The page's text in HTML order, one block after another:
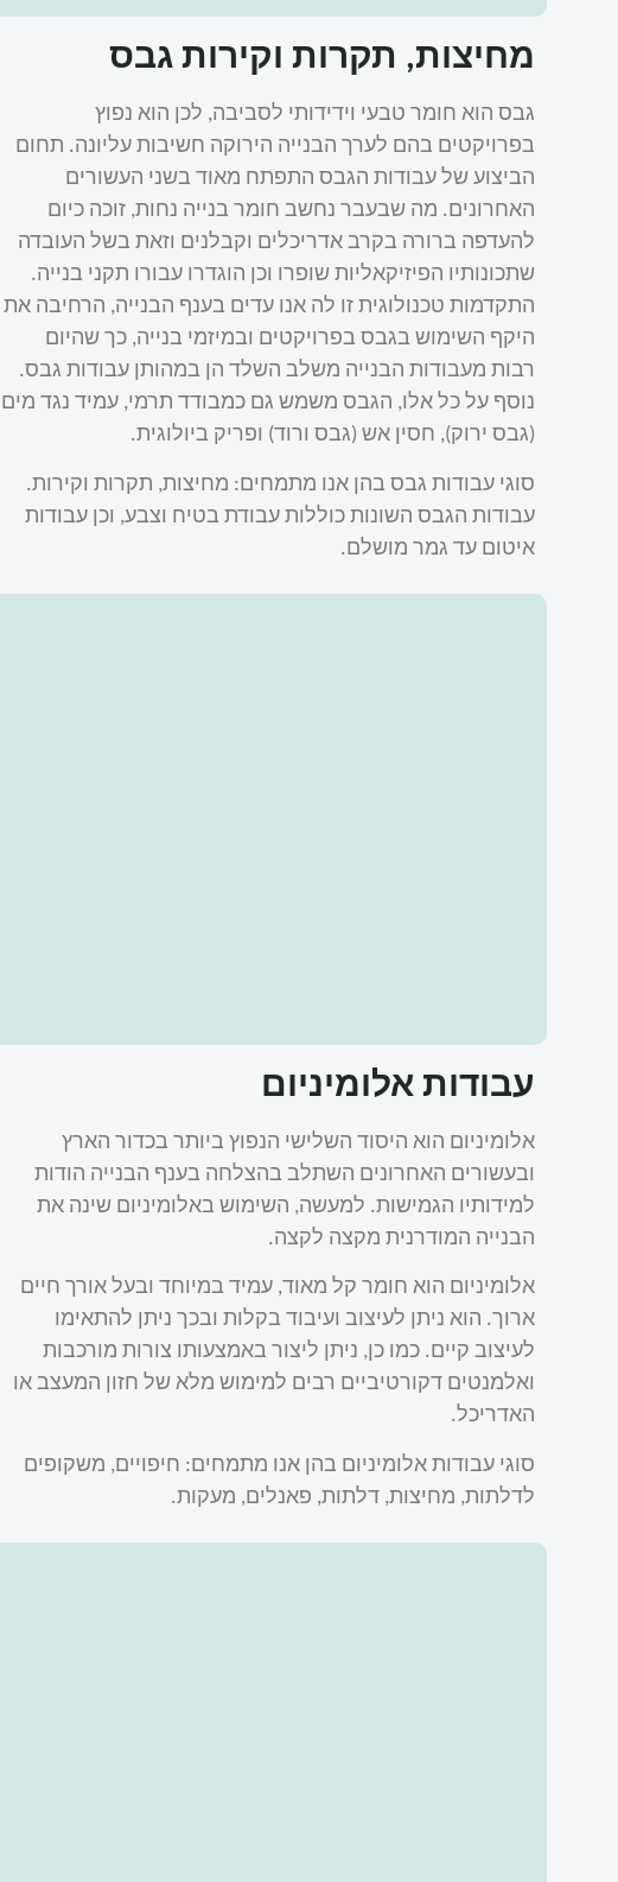
מחיצות, תקרות וקירות גבס
גבס הוא חומר טבעי וידידותי לסביבה, לכן הוא נפוץ
בפרויקטים בהם לערך הבנייה הירוקה חשיבות עליונה. תחום
הביצוע של עבודות הגבס התפתח מאוד בשני העשורים
האחרונים. מה שבעבר נחשב חומר בנייה נחות, זוכה כיום
להעדפה ברורה בקרב אדריכלים וקבלנים וזאת בשל העובדה
שתכונותיו הפיזיקאליות שופרו וכן הוגדרו עבורו תקני בנייה.
התקדמות טכנולוגית זו לה אנו עדים בענף הבנייה, הרחיבה את
היקף השימוש בגבס בפרויקטים ובמיזמי בנייה, כך שהיום
רבות מעבודות הבנייה משלב השלד הן במהותן עבודות גבס.
נוסף על כל אלו, הגבס משמש גם כמבודד תרמי, עמיד נגד מים
(גבס ירוק), חסין אש (גבס ורוד) ופריק ביולוגית.
סוגי עבודות גבס בהן אנו מתמחים: מחיצות, תקרות וקירות.
עבודות הגבס השונות כוללות עבודת בטיח וצבע, וכן עבודות
איטום עד גמר מושלם.
עבודות אלומיניום
אלומיניום הוא היסוד השלישי הנפוץ ביותר בכדור הארץ
ובעשורים האחרונים השתלב בהצלחה בענף הבנייה הודות
למידותיו הגמישות. למעשה, השימוש באלומיניום שינה את
הבנייה המודרנית מקצה לקצה.
אלומיניום הוא חומר קל מאוד, עמיד במיוחד ובעל אורך חיים
ארוך. הוא ניתן לעיצוב ועיבוד בקלות ובכך ניתן להתאימו
לעיצוב קיים. כמו כן, ניתן ליצור באמצעותו צורות מורכבות
ואלמנטים דקורטיביים רבים למימוש מלא של חזון המעצב או
האדריכל.
סוגי עבודות אלומיניום בהן אנו מתמחים: חיפויים, משקופים
לדלתות, מחיצות, דלתות, פאנלים, מעקות.